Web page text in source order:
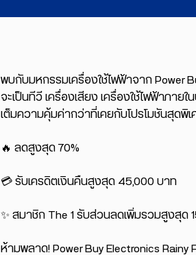
พบกับมหกรรมเครื่องใช้ไฟฟ้าจาก Power
จะเป็นทีวี เครื่องเสียง เครื่องใช้ไฟฟ้าภา
เต็มความคุ้มค่ากว่าที่เคยกับโปรโมชันสุดพิเ
🔥 ลดสูงสุด 70%
💳 รับเครดิตเงินคืนสูงสุด 45,000 บาท
✨ สมาชิก The 1 รับส่วนลดเพิ่มรวมสูงสุด
ห้ามพลาด! Power Buy Electronics